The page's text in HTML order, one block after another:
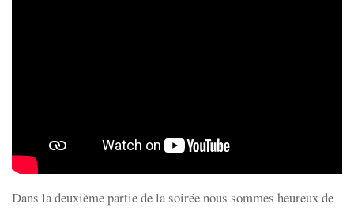
Dans la deuxième partie de la soirée nous sommes heureux de